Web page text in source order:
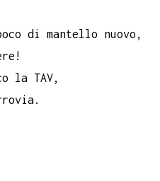
di mantello nuovo,
la TAV,